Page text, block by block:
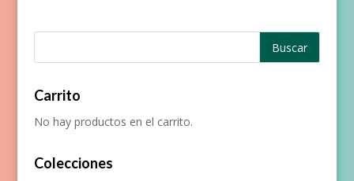
Carrito
No hay productos en el carrito.
Colecciones